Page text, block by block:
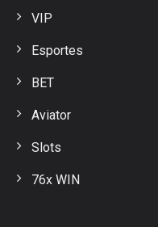
VIP
Esportes
BET
Aviator
Slots
76x WIN